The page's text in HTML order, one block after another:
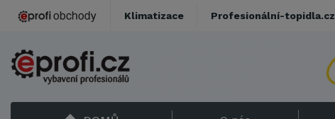
Klimatizace Profesionální-topidla.cz